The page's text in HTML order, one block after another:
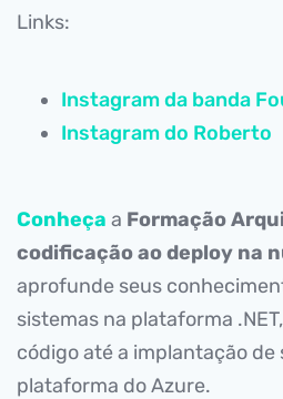
Links:
Instagram da banda
Instagram do Roberto
Conheça a Formação
codificação ao deploy na
aprofunde seus
sistemas na plataforma
código até a implantação de
plataforma do Azure.